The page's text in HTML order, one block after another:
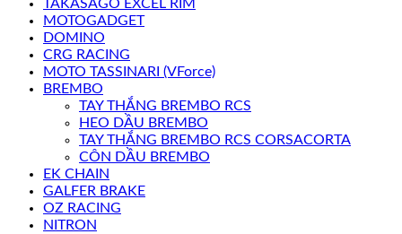
TAKASAGO EXCEL RIM
MOTOGADGET
DOMINO
CRG RACING
MOTO TASSINARI (VForce)
BREMBO
TAY THẮNG BREMBO RCS
HEO DẦU BREMBO
TAY THẮNG BREMBO RCS CORSACORTA
CÔN DẦU BREMBO
EK CHAIN
GALFER BRAKE
OZ RACING
NITRON